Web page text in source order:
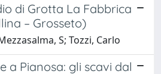
di Grotta La Fabbrica
– Grosseto)
S; Tozzi, Carlo
a Pianosa: gli scavi dal